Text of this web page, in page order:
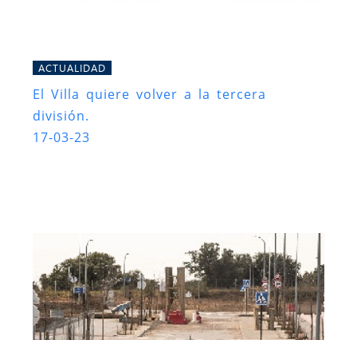
ACTUALIDAD
El Villa quiere volver a la tercera
división.
17-03-23